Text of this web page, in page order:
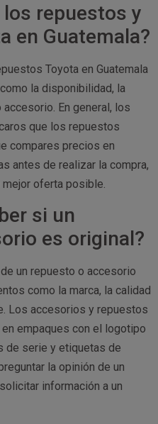
repuestos y
en Guatemala?
Toyota en Guatemala
la disponibilidad, la
En general, los
que los repuestos
compares precios en
antes de realizar la compra,
oferta posible.
si un
es original?
un repuesto o accesorio
como la marca, la calidad
Los accesorios y repuestos
empaques con el logotipo
de serie y etiquetas de
la opinión de un
información a un